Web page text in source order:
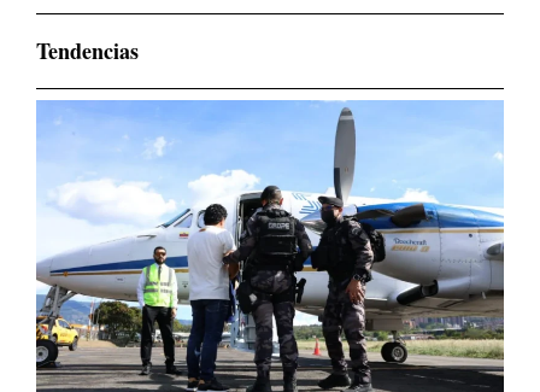
Tendencias